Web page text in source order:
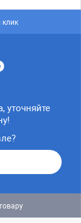
клик
уточняйте